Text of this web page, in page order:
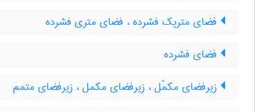
فضای متریک فشرده ، فضای متری فشرده
فضای فشرده
زیرفضای مکمّل ، زیرفضای مکمل ، زیرفضای متمم